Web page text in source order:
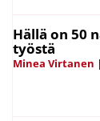
Hällä on 50
työstä
Minea Virtanen |